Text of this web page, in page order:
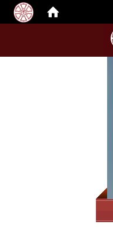
:::